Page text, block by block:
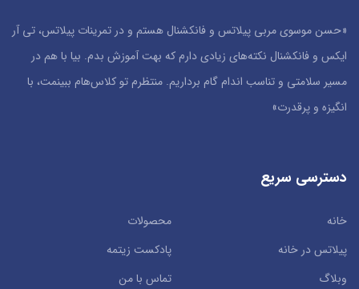
«حسن موسوی مربی پیلاتس و فانکشنال هستم و در تمرینات پیلاتس، تی آر
ایکس و فانکشنال نکته‌های زیادی دارم که بهت آموزش بدم. بیا با هم در
مسیر سلامتی و تناسب اندام گام برداریم. منتظرم تو کلاس‌هام ببینمت، با
انگیزه و پرقدرت»
دسترسی سریع
خانه
محصولات
پیلاتس در خانه
پادکست زیتمه
وبلاگ
تماس با من